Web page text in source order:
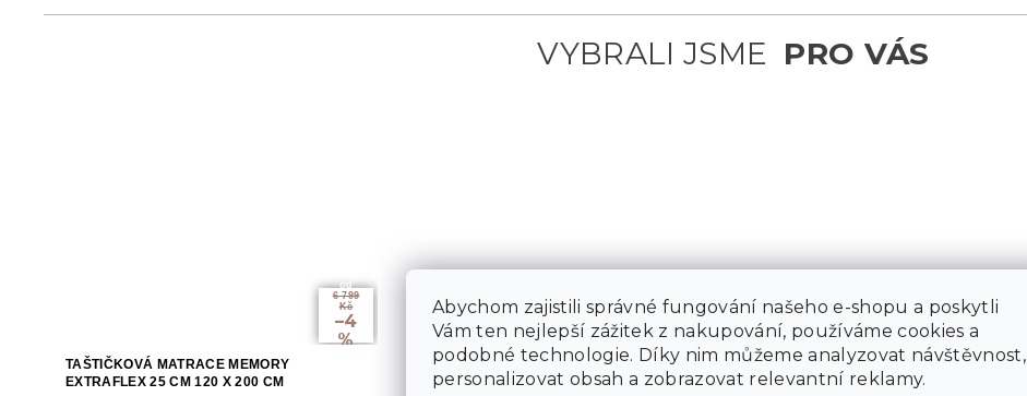
Abychom zajistili správné fungování našeho e-shopu a poskytli
Vám ten nejlepší zážitek z nakupování, používáme cookies a
podobné technologie. Díky nim můžeme analyzovat návštěvnost,
personalizovat obsah a zobrazovat relevantní reklamy.
od
6 799
Kč
–4
%
TAŠTIČKOVÁ MATRACE MEMORY
EXTRAFLEX 25 CM 120 X 200 CM
Kč
až
–2
%
TAŠTIČKOVÁ MATRACE MEMORY LUX 21CM
160 X 200 CM
KOKOSOVÁ MATRACE COCO MAXI 20 CM
120 X 200 CM